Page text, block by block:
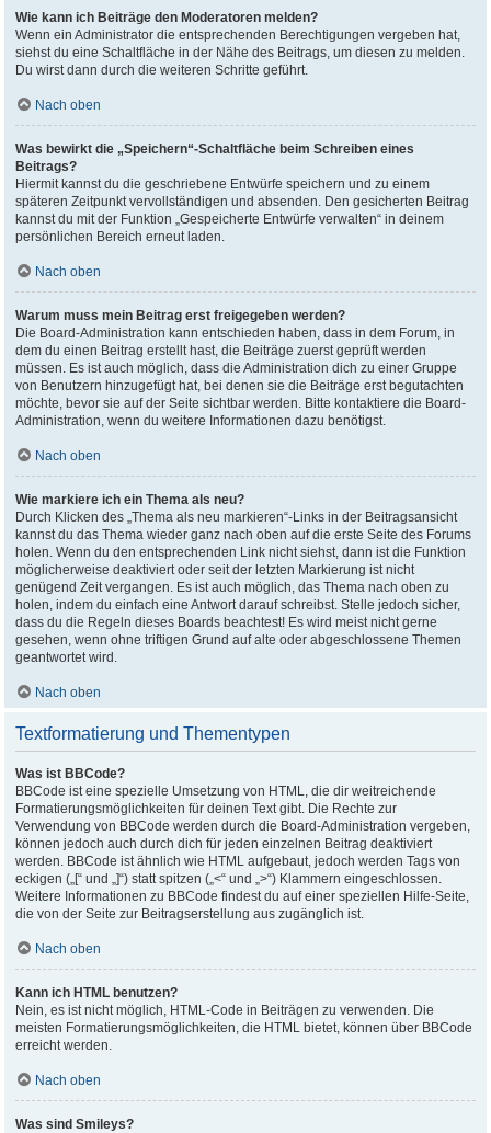
Wie kann ich Beiträge den Moderatoren melden?
Wenn ein Administrator die entsprechenden Berechtigungen vergeben hat,
siehst du eine Schaltfläche in der Nähe des Beitrags, um diesen zu melden.
Du wirst dann durch die weiteren Schritte geführt.
Nach oben
Was bewirkt die „Speichern“-Schaltfläche beim Schreiben eines
Beitrags?
Hiermit kannst du die geschriebene Entwürfe speichern und zu einem
späteren Zeitpunkt vervollständigen und absenden. Den gesicherten Beitrag
kannst du mit der Funktion „Gespeicherte Entwürfe verwalten“ in deinem
persönlichen Bereich erneut laden.
Nach oben
Warum muss mein Beitrag erst freigegeben werden?
Die Board-Administration kann entschieden haben, dass in dem Forum, in
dem du einen Beitrag erstellt hast, die Beiträge zuerst geprüft werden
müssen. Es ist auch möglich, dass die Administration dich zu einer Gruppe
von Benutzern hinzugefügt hat, bei denen sie die Beiträge erst begutachten
möchte, bevor sie auf der Seite sichtbar werden. Bitte kontaktiere die Board-
Administration, wenn du weitere Informationen dazu benötigst.
Nach oben
Wie markiere ich ein Thema als neu?
Durch Klicken des „Thema als neu markieren“-Links in der Beitragsansicht
kannst du das Thema wieder ganz nach oben auf die erste Seite des Forums
holen. Wenn du den entsprechenden Link nicht siehst, dann ist die Funktion
möglicherweise deaktiviert oder seit der letzten Markierung ist nicht
genügend Zeit vergangen. Es ist auch möglich, das Thema nach oben zu
holen, indem du einfach eine Antwort darauf schreibst. Stelle jedoch sicher,
dass du die Regeln dieses Boards beachtest! Es wird meist nicht gerne
gesehen, wenn ohne triftigen Grund auf alte oder abgeschlossene Themen
geantwortet wird.
Nach oben
Textformatierung und Thementypen
Was ist BBCode?
BBCode ist eine spezielle Umsetzung von HTML, die dir weitreichende
Formatierungsmöglichkeiten für deinen Text gibt. Die Rechte zur
Verwendung von BBCode werden durch die Board-Administration vergeben,
können jedoch auch durch dich für jeden einzelnen Beitrag deaktiviert
werden. BBCode ist ähnlich wie HTML aufgebaut, jedoch werden Tags von
eckigen („[“ und „]“) statt spitzen („<“ und „>“) Klammern eingeschlossen.
Weitere Informationen zu BBCode findest du auf einer speziellen Hilfe-Seite,
die von der Seite zur Beitragserstellung aus zugänglich ist.
Nach oben
Kann ich HTML benutzen?
Nein, es ist nicht möglich, HTML-Code in Beiträgen zu verwenden. Die
meisten Formatierungsmöglichkeiten, die HTML bietet, können über BBCode
erreicht werden.
Nach oben
Was sind Smileys?